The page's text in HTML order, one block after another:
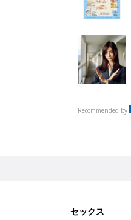
Recommended by
セックス